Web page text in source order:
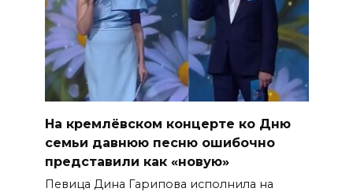
На кремлёвском концерте ко Дню
семьи давнюю песню ошибочно
представили как «новую»
Певица Дина Гарипова исполнила на